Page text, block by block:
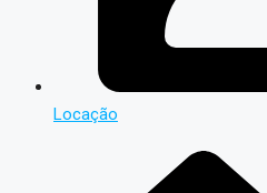
Locação